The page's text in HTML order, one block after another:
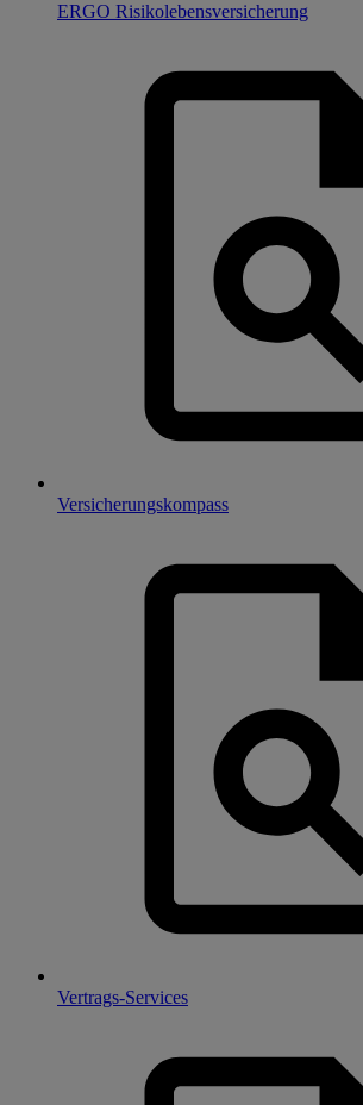
ERGO Risikolebensversicherung
Versicherungskompass
Vertrags-Services